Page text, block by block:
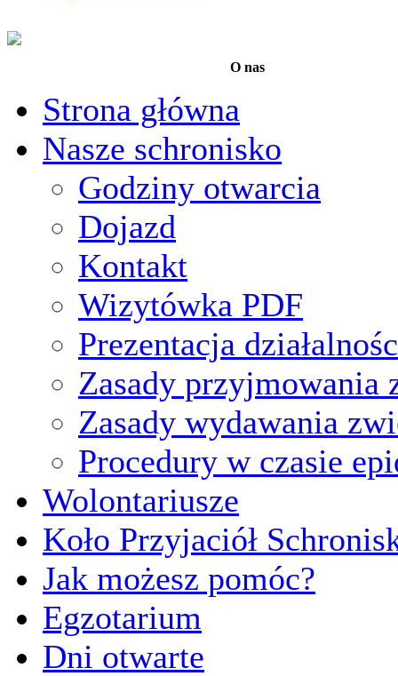
O nas
Strona główna
Nasze schronisko
Godziny otwarcia
Dojazd
Kontakt
Wizytówka PDF
Prezentacja
Zasady przyjmowania
Zasady wydawania
Procedury w czasie
Wolontariusze
Koło Przyjaciół
Jak możesz pomóc?
Egzotarium
Dni otwarte